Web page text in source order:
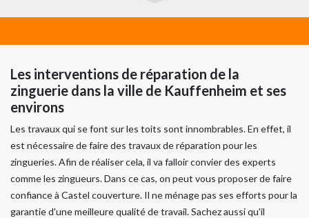
Les interventions de réparation de la
zinguerie dans la ville de Kauffenheim et ses
environs
Les travaux qui se font sur les toits sont innombrables. En effet, il
est nécessaire de faire des travaux de réparation pour les
zingueries. Afin de réaliser cela, il va falloir convier des experts
comme les zingueurs. Dans ce cas, on peut vous proposer de faire
confiance à Castel couverture. Il ne ménage pas ses efforts pour la
garantie d'une meilleure qualité de travail. Sachez aussi qu'il